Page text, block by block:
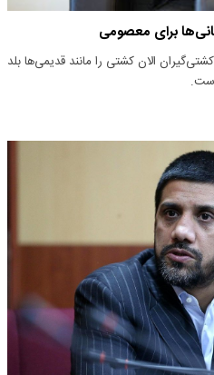
برای معصومی
الان کشتی را مانند قدیمی‌ها بلد